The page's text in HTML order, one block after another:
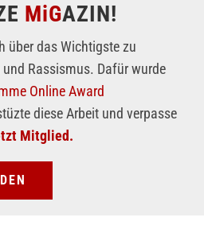
MiGAZIN!
über das Wichtigste zu
Rassismus. Dafür wurde
Online Award
diese Arbeit und verpasse
Mitglied.